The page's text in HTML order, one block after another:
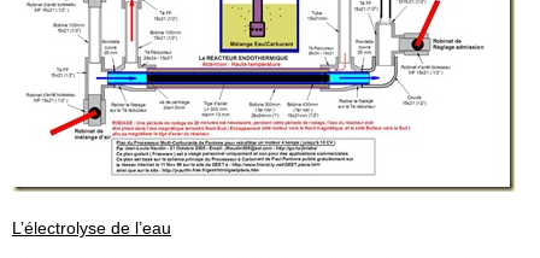
L’électrolyse de l’eau